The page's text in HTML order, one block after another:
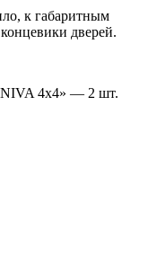
к габаритным
дверей.
4x4» — 2 шт.